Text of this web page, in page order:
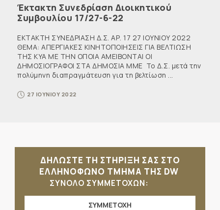
Έκτακτη Συνεδρίαση Διοικητικού
Συμβουλίου 17/27-6-22
ΕΚΤΑΚΤΗ ΣΥΝΕΔΡΙΑΣΗ Δ.Σ. ΑΡ. 17 27 ΙΟΥΝΙΟΥ 2022
ΘΕΜΑ: ΑΠΕΡΓΙΑΚΕΣ ΚΙΝΗΤΟΠΟΙΗΣΕΙΣ ΓΙΑ ΒΕΛΤΙΩΣΗ
ΤΗΣ ΚΥΑ ΜΕ ΤΗΝ ΟΠΟΙΑ ΑΜΕΙΒΟΝΤΑΙ ΟΙ
ΔΗΜΟΣΙΟΓΡΑΦΟΙ ΣΤΑ ΔΗΜΟΣΙΑ ΜΜΕ Το Δ.Σ. μετά την
πολύμηνη διαπραγμάτευση για τη βελτίωση ...
27 ΙΟΥΝΙΟΥ 2022
ΔΗΛΩΣΤΕ ΤΗ ΣΤΗΡΙΞΗ ΣΑΣ ΣΤΟ
ΕΛΛΗΝΟΦΩΝΟ ΤΜΗΜΑ ΤΗΣ DW
ΣΥΝΟΛΟ ΣΥΜΜΕΤΟΧΩΝ:
ΣΥΜΜΕΤΟΧΗ